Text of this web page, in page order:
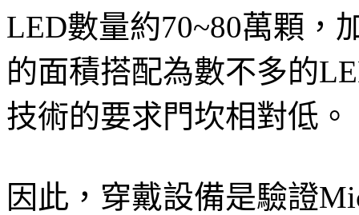
LED數量約70~80萬顆，
的面積搭配為數不多的
技術的要求門坎相對低。
因此，穿戴設備是驗證